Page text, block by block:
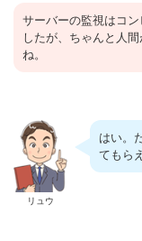
サーバーの監視はコ
したが、ちゃんと人
ね。
リュウ
はい。
てもら